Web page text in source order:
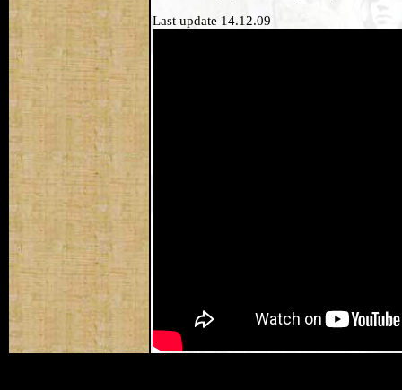
Last update 14.12.09